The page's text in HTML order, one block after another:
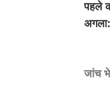
पहले
अगला:
जांच